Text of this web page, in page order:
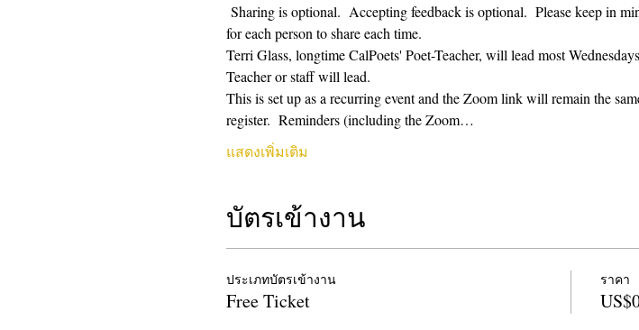
Sharing is optional.  Accepting feedback is optional.  Please keep in
for each person to share each time.
Terri Glass, longtime CalPoets' Poet-Teacher, will lead most
Teacher or staff will lead.
This is set up as a recurring event and the Zoom link will remain the
register.  Reminders (including the Zoom…
แสดงเพิ่มเติม
บัตรเข้างาน
ประเภทบัตรเข้างาน
Free Ticket
ราคา